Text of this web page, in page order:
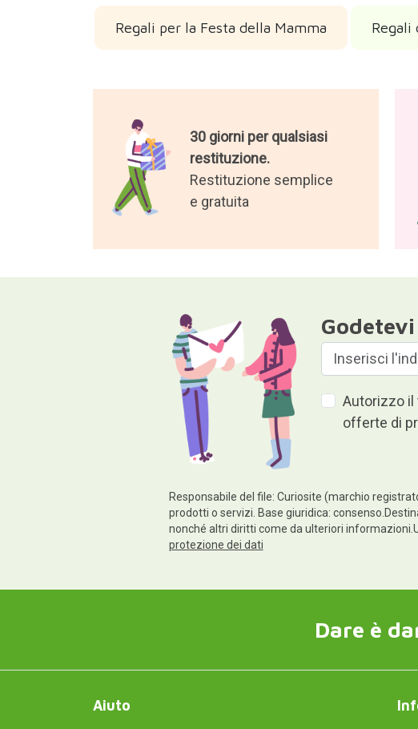
Regali per la Festa della Mamma Regali
30 giorni per qualsiasi
restituzione.
Restituzione semplice
e gratuita
Autorizzo il
offerte di
Responsabile del file: Curiosite (marchio
prodotti o servizi. Base giuridica:
nonché altri diritti come da ulteriori
protezione dei dati
Dare è
Aiuto